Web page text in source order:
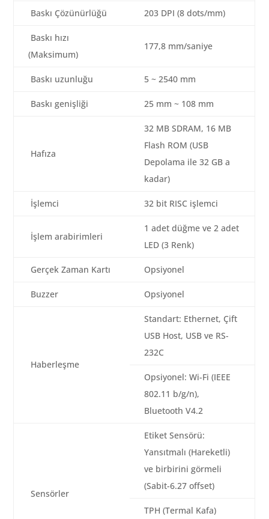
Baskı Çözünürlüğü 203 DPI (8 dots/mm)
Baskı hızı
(Maksimum)
177,8 mm/saniye
Baskı uzunluğu 5 ~ 2540 mm
Baskı genişliği 25 mm ~ 108 mm
Hafıza
32 MB SDRAM, 16 MB
Flash ROM (USB
Depolama ile 32 GB a
kadar)
İşlemci 32 bit RISC işlemci
İşlem arabirimleri
1 adet düğme ve 2 adet
LED (3 Renk)
Gerçek Zaman Kartı Opsiyonel
Buzzer Opsiyonel
Haberleşme
Standart: Ethernet, Çift
USB Host, USB ve RS-
232C
Opsiyonel: Wi-Fi (IEEE
802.11 b/g/n),
Bluetooth V4.2
Sensörler
Etiket Sensörü:
Yansıtmalı (Hareketli)
ve birbirini görmeli
(Sabit-6.27 offset)
TPH (Termal Kafa)